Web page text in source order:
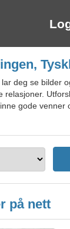
deg se bilder
gode
på nett